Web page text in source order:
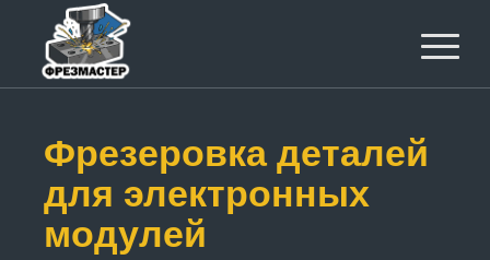
Фрезеровка деталей
для электронных
модулей